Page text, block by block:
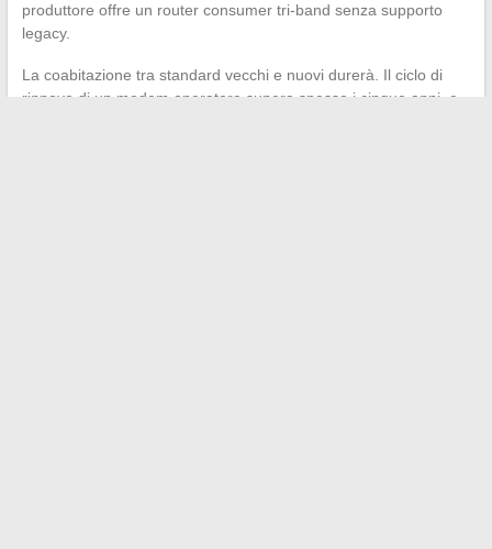
produttore offre un router consumer tri-band senza supporto
legacy.
La coabitazione tra standard vecchi e nuovi durerà. Il ciclo di
rinnovo di un modem operatore supera spesso i cinque anni, e